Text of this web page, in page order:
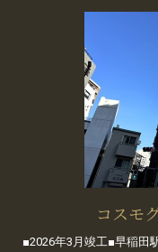
コスモ
■2026年3月竣工■早稲田